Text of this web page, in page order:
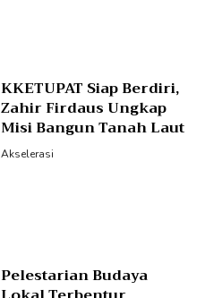
KKETUPAT Siap Berdiri,
Zahir Firdaus Ungkap
Misi Bangun Tanah Laut
Akselerasi
Pelestarian Budaya